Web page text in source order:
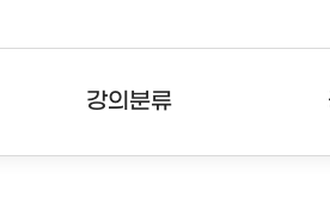
강의분류